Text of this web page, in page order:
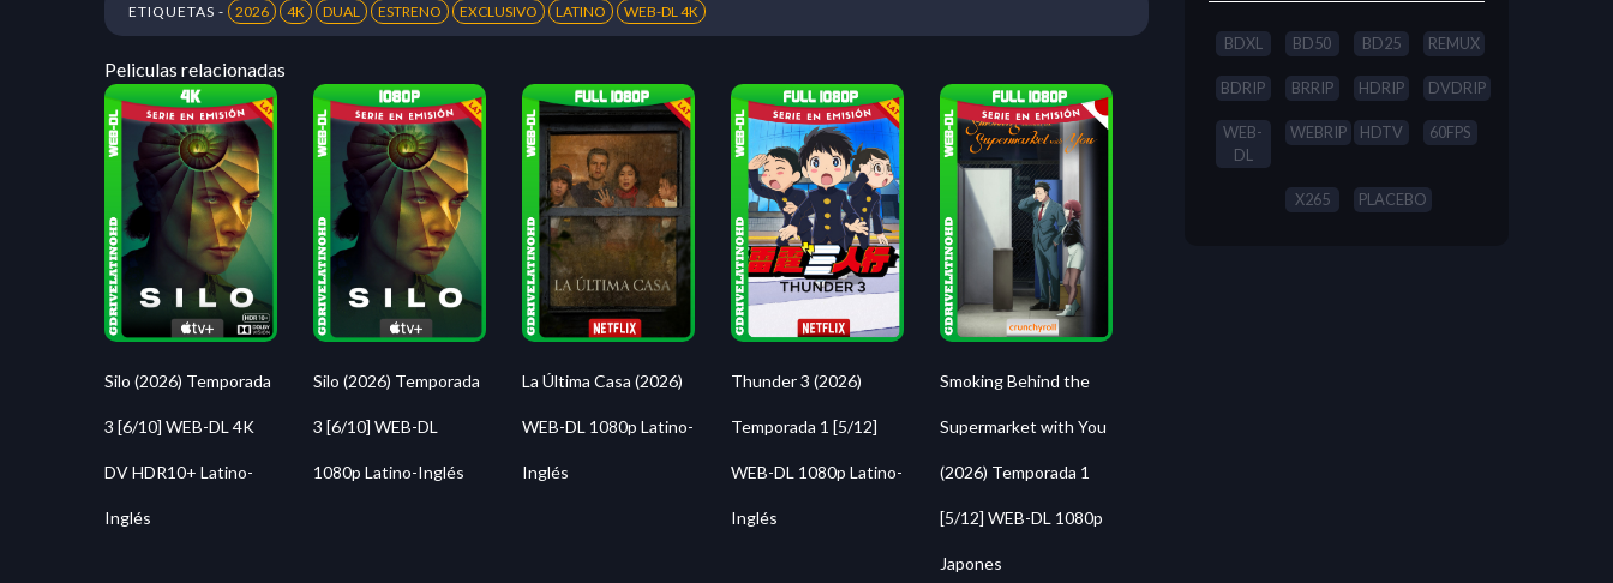
ETIQUETAS - 2026 4K DUAL ESTRENO EXCLUSIVO LATINO WEB-DL 4K
Peliculas relacionadas
Silo (2026) Temporada
3 [6/10] WEB-DL 4K
DV HDR10+ Latino-
Inglés
Silo (2026) Temporada
3 [6/10] WEB-DL
1080p Latino-Inglés
La Última Casa (2026)
WEB-DL 1080p Latino-
Inglés
Thunder 3 (2026)
Temporada 1 [5/12]
WEB-DL 1080p Latino-
Inglés
Smoking Behind the
Supermarket with You
(2026) Temporada 1
[5/12] WEB-DL 1080p
Japones
BDXL BD50 BD25 REMUX
BDRIP BRRIP HDRIP DVDRIP
WEB-
DL
WEBRIP HDTV 60FPS
X265 PLACEBO